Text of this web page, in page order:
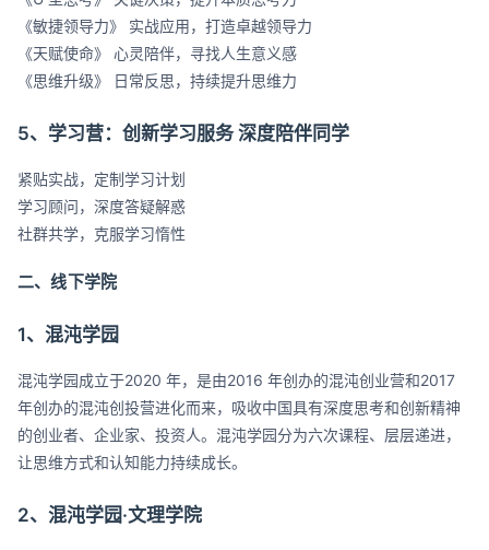
《敏捷领导力》 实战应用，打造卓越领导力
《天赋使命》 心灵陪伴，寻找人生意义感
《思维升级》 日常反思，持续提升思维力
5、学习营：创新学习服务 深度陪伴同学
紧贴实战，定制学习计划
学习顾问，深度答疑解惑
社群共学，克服学习惰性
二、线下学院
1、混沌学园
混沌学园成立于2020 年，是由2016 年创办的混沌创业营和2017
年创办的混沌创投营进化而来，吸收中国具有深度思考和创新精神
的创业者、企业家、投资人。混沌学园分为六次课程、层层递进，
让思维方式和认知能力持续成长。
2、混沌学园·文理学院